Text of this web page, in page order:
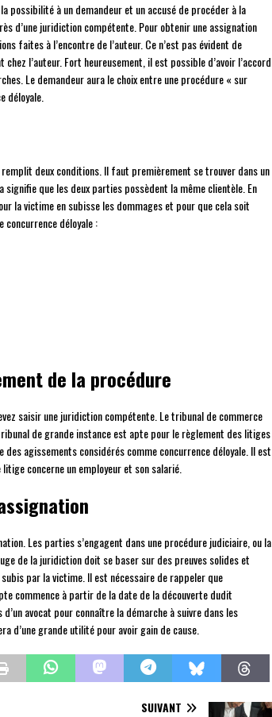
possibilité à un demandeur et un accusé de procéder à la
d’une juridiction compétente. Pour obtenir une assignation
faites à l’encontre de l’auteur. Ce n’est pas évident de
l’auteur. Fort heureusement, il est possible d’avoir l’accord
Le demandeur aura le choix entre une procédure « sur
déloyale.
remplit deux conditions. Il faut premièrement se trouver dans un
que les deux parties possèdent la même clientèle. En
la victime en subisse les dommages et pour que cela soit
concurrence déloyale :
de la procédure
saisir une juridiction compétente. Le tribunal de commerce
de grande instance est apte pour le règlement des litiges
agissements considérés comme concurrence déloyale. Il est
concerne un employeur et son salarié.
Les parties s’engagent dans une procédure judiciaire, ou la
de la juridiction doit se baser sur des preuves solides et
par la victime. Il est nécessaire de rappeler que
commence à partir de la date de la découverte dudit
avocat pour connaître la démarche à suivre dans les
d’une grande utilité pour avoir gain de cause.
SUIVANT